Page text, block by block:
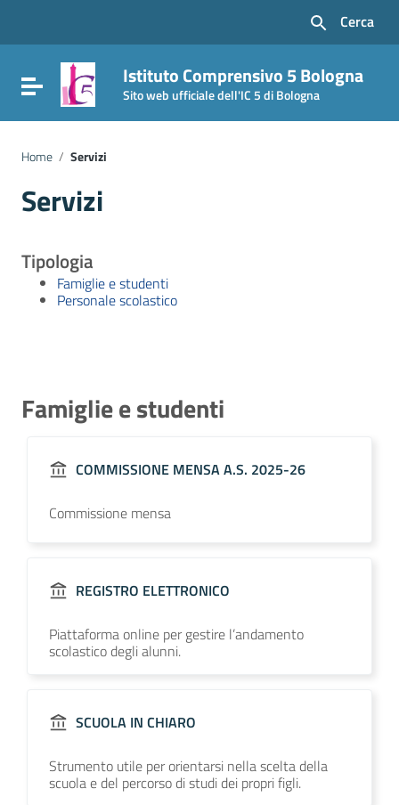
Vai al footer
Cerca
Attiva / disattiva la navigazione
Istituto Comprensivo 5 Bologna
Sito web ufficiale dell'IC 5 di Bologna
Home / Servizi
Servizi
Tipologia
Famiglie e studenti
Personale scolastico
Famiglie e studenti
COMMISSIONE MENSA A.S. 2025-26
Commissione mensa
REGISTRO ELETTRONICO
Piattaforma online per gestire l’andamento
scolastico degli alunni.
SCUOLA IN CHIARO
Strumento utile per orientarsi nella scelta della
scuola e del percorso di studi dei propri figli.